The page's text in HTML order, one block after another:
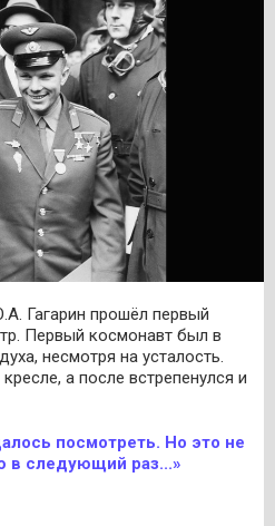
Гагарин прошёл первый
Первый космонавт был в
несмотря на усталость.
а после встрепенулся и
посмотреть. Но это не
в следующий раз...»